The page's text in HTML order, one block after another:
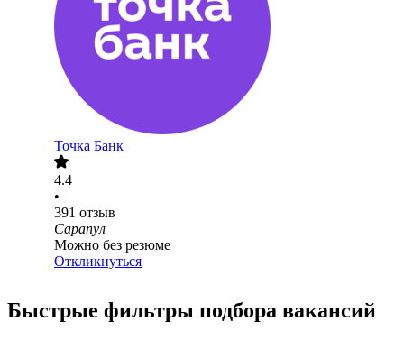
Точка Банк
4.4
•
391 отзыв
Сарапул
Можно без резюме
Откликнуться
Быстрые фильтры подбора вакансий